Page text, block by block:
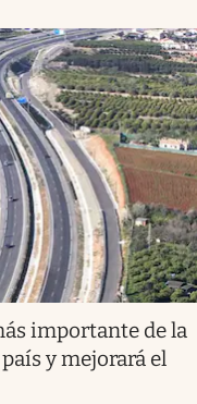
importante de la
y mejorará el